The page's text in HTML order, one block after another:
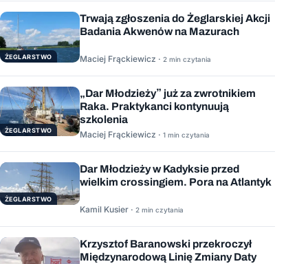
ŻEGLARSTWO
Trwają zgłoszenia do Żeglarskiej Akcji
Badania Akwenów na Mazurach
Maciej Frąckiewicz · 2 min czytania
ŻEGLARSTWO
„Dar Młodzieży” już za zwrotnikiem
Raka. Praktykanci kontynuują
szkolenia
Maciej Frąckiewicz · 1 min czytania
ŻEGLARSTWO
Dar Młodzieży w Kadyksie przed
wielkim crossingiem. Pora na Atlantyk
Kamil Kusier · 2 min czytania
Krzysztof Baranowski przekroczył
Międzynarodową Linię Zmiany Daty